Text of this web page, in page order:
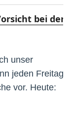
bei der
unser
jeden Freitag
vor. Heute: